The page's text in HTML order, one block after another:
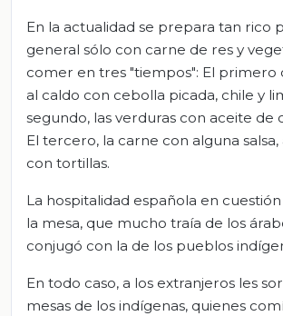
En la actualidad se prepara tan rico
general sólo con carne de res y
comer en tres "tiempos": El primero
al caldo con cebolla picada, chile y
segundo, las verduras con aceite de
El tercero, la carne con alguna
con tortillas.
La hospitalidad española en
la mesa, que mucho traía de los
conjugó con la de los pueblos
En todo caso, a los extranjeros les
mesas de los indígenas, quienes